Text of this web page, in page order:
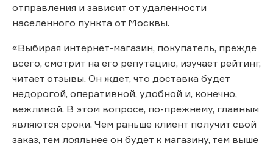
отправления и зависит от удаленности
населенного пункта от Москвы.
«Выбирая интернет-магазин, покупатель, прежде
всего, смотрит на его репутацию, изучает рейтинг,
читает отзывы. Он ждет, что доставка будет
недорогой, оперативной, удобной и, конечно,
вежливой. В этом вопросе, по-прежнему, главным
являются сроки. Чем раньше клиент получит свой
заказ, тем лояльнее он будет к магазину, тем выше